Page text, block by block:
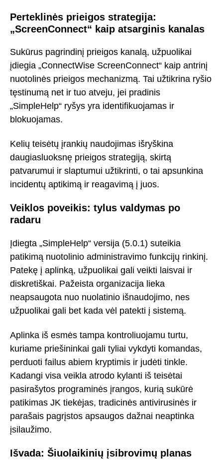
Perteklinės prieigos strategija:
„ScreenConnect“ kaip atsarginis kanalas
Sukūrus pagrindinį prieigos kanalą, užpuolikai
įdiegia „ConnectWise ScreenConnect“ kaip antrinį
nuotolinės prieigos mechanizmą. Tai užtikrina ryšio
tęstinumą net ir tuo atveju, jei pradinis
„SimpleHelp“ ryšys yra identifikuojamas ir
blokuojamas.
Kelių teisėtų įrankių naudojimas išryškina
daugiasluoksnę prieigos strategiją, skirtą
patvarumui ir slaptumui užtikrinti, o tai apsunkina
incidentų aptikimą ir reagavimą į juos.
Veiklos poveikis: tylus valdymas po
radaru
Įdiegta „SimpleHelp“ versija (5.0.1) suteikia
patikimą nuotolinio administravimo funkcijų rinkinį.
Patekę į aplinką, užpuolikai gali veikti laisvai ir
diskretiškai. Pažeista organizacija lieka
neapsaugota nuo nuolatinio išnaudojimo, nes
užpuolikai gali bet kada vėl patekti į sistemą.
Aplinka iš esmės tampa kontroliuojamu turtu,
kuriame priešininkai gali tyliai vykdyti komandas,
perduoti failus abiem kryptimis ir judėti tinkle.
Kadangi visa veikla atrodo kylanti iš teisėtai
pasirašytos programinės įrangos, kurią sukūrė
patikimas JK tiekėjas, tradicinės antivirusinės ir
parašais pagrįstos apsaugos dažnai neaptinka
įsilaužimo.
Išvada: Šiuolaikinių įsibrovimų planas